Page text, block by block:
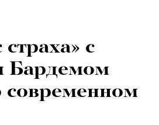
с
Бардемом
современном